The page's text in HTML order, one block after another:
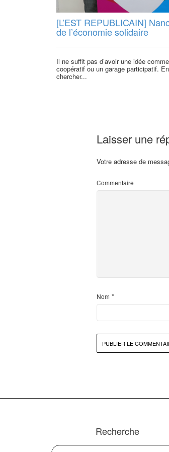
[L’EST REPUBLICAIN]
de l’économie solidaire
Il ne suffit pas d’avoir une idée
coopératif ou un garage participatif.
chercher...
Laisser une
Votre adresse de
Commentaire
Nom *
Recherche